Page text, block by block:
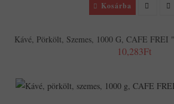
Kosárba
Kávé, Pörkölt, Szemes, 1000 G, CAFE FREI
10,283Ft